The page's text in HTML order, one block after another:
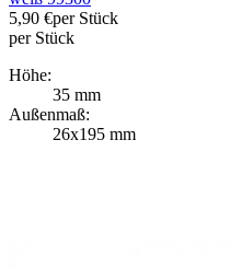
5,90 €per Stück
per Stück
Höhe:
35 mm
Außenmaß:
26x195 mm